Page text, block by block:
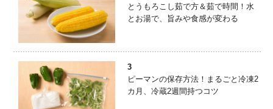
とうもろこし茹で方＆茹で時間！水
とお湯で、旨みや食感が変わる
3
ピーマンの保存方法！まるごと冷凍2
カ月、冷蔵2週間持つコツ